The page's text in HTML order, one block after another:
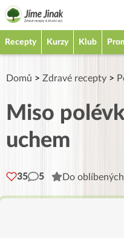
Recepty Kurzy Klub
Domů > Zdravé recepty >
Miso
uchem
35 5 Do oblíbených